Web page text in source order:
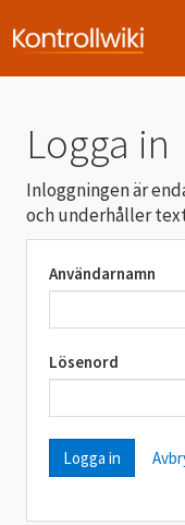
Logga in
Inloggningen är
och underhåller
Användarnamn
Lösenord